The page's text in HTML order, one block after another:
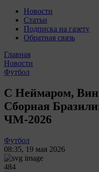
Новости
Статьи
Подписка на газету
Обратная связь
Главная
Новости
Футбол
С Неймаром,
Сборная
ЧМ-2026
Футбол
08:35, 19 мая 2026
484